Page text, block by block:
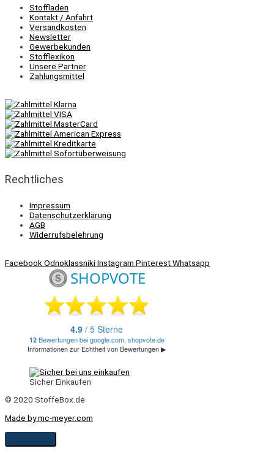
Stoffladen
Kontakt / Anfahrt
Versandkosten
Newsletter
Gewerbekunden
Stofflexikon
Unsere Partner
Zahlungsmittel
Rechtliches
Impressum
Datenschutzerklärung
AGB
Widerrufsbelehrung
FacebookOdnoklassnikiInstagram PinterestWhatsapp
Sicher Einkaufen
© 2020 StoffeBox.de
Made by mc-meyer.com